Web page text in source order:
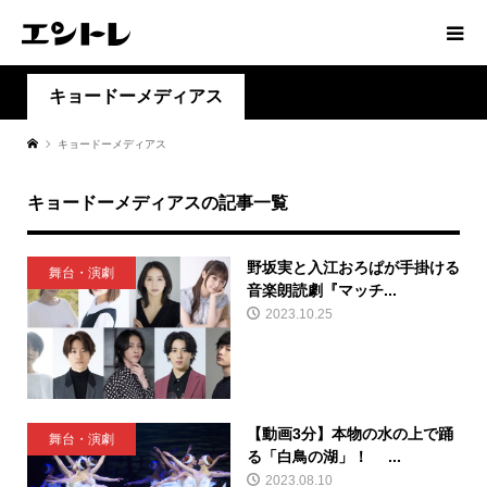
キョードーメディアス
キョードーメディアス
キョードーメディアスの記事一覧
舞台・演劇
野坂実と入江おろぱが手掛ける
音楽朗読劇『マッチ...
2023.10.25
舞台・演劇
【動画3分】本物の水の上で踊
る「白鳥の湖」！ ...
2023.08.10